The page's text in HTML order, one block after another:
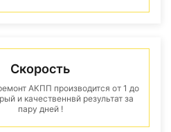
Скорость
АКПП производится от 1 до
и качественнвй результат за
пару дней !